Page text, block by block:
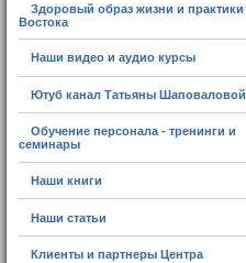
Здоровый образ жизни и практики
Востока
Наши видео и аудио курсы
Ютуб канал Татьяны Шаповаловой
Обучение персонала - тренинги и
семинары
Наши книги
Наши статьи
Клиенты и партнеры Центра